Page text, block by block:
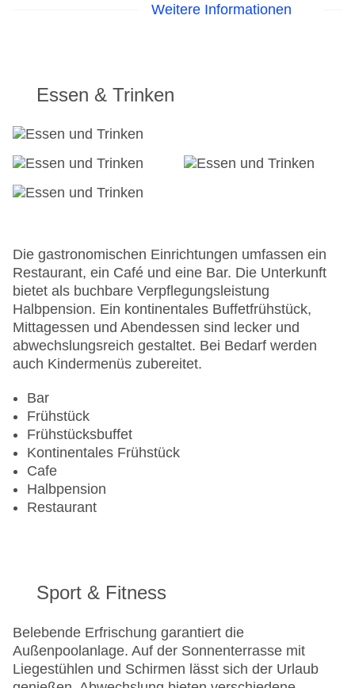
Konferenzraum
Garten: ohne Gebühr
WLAN/WiFi im Hotel
Lift
Anzahl der Aufzüge: 1
Zimmerservice
Sonnenterrasse
Gesamtanzahl der Stockwerke: 4
Gesamtanzahl der Zimmer: 81
Pools:Outdoor Pool, Sonnenschirme am Pool,
Liegen am Pool
Landeskategorie: 2 Sterne
Weitere Informationen
Essen & Trinken
Die gastronomischen Einrichtungen umfassen ein
Restaurant, ein Café und eine Bar. Die Unterkunft
bietet als buchbare Verpflegungsleistung
Halbpension. Ein kontinentales Buffetfrühstück,
Mittagessen und Abendessen sind lecker und
abwechslungsreich gestaltet. Bei Bedarf werden
auch Kindermenüs zubereitet.
Bar
Frühstück
Frühstücksbuffet
Kontinentales Frühstück
Cafe
Halbpension
Restaurant
Sport & Fitness
Belebende Erfrischung garantiert die
Außenpoolanlage. Auf der Sonnenterrasse mit
Liegestühlen und Schirmen lässt sich der Urlaub